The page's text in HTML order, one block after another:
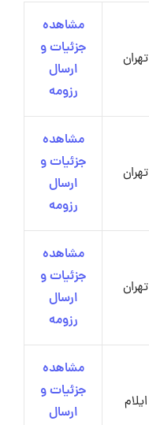
تهران
مشاهده
جزئیات و
ارسال
رزومه
تهران
مشاهده
جزئیات و
ارسال
رزومه
تهران
مشاهده
جزئیات و
ارسال
رزومه
ایلام
مشاهده
جزئیات و
ارسال